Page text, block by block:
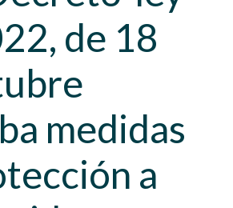
de 18
medidas
a